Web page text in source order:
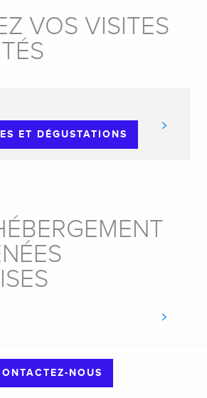
VOS VISITES
ET DÉGUSTATIONS
NOUS